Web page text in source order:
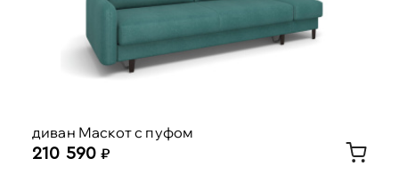
диван Маскот с пуфом
210 590